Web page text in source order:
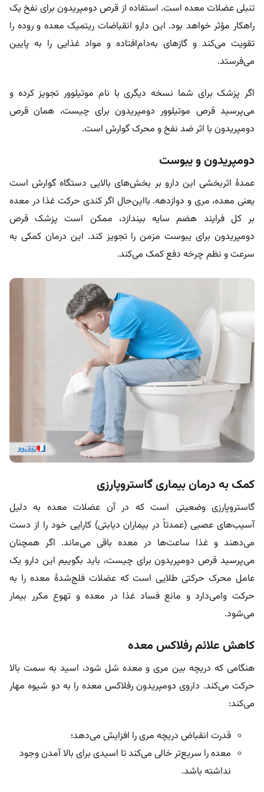
تنبلی عضلات معده است. استفاده از قرص دومپریدون برای نفخ یک
راهکار مؤثر خواهد بود. این دارو انقباضات ریتمیک معده و روده را
تقویت می‌کند و گازهای به‌دام‌افتاده و مواد غذایی را به پایین
می‌فرستد.
اگر پزشک برای شما نسخه دیگری با نام موتیلوور تجویز کرده و
می‌پرسید قرص موتیلوور دومپریدون برای چیست، همان قرص
دومپریدون با اثر ضد نفخ و محرک گوارش است.
دومپریدون و یبوست
عمدۀ اثربخشی این دارو بر بخش‌های بالایی دستگاه گوارش است
یعنی معده، مری و دوازدهه. با‌این‌حال اگر کندی حرکت غذا در معده
بر کل فرایند هضم سایه بیندازد، ممکن است پزشک قرص
دومپریدون برای یبوست مزمن را تجویز کند. این درمان کمکی به
سرعت و نظم چرخه دفع کمک می‌کند.
کمک به درمان بیماری گاستروپارزی
گاستروپارزی وضعیتی است که در آن عضلات معده به دلیل
آسیب‌های عصبی (عمدتاً در بیماران دیابتی) کارایی خود را از دست
می‌دهند و غذا ساعت‌ها در معده باقی می‌ماند. اگر همچنان
می‌پرسید قرص دومپریدون برای چیست، باید بگوییم این دارو یک
عامل محرک حرکتی طلایی است که عضلات فلج‌شدۀ معده را به
حرکت وامی‌دارد و مانع فساد غذا در معده و تهوع مکرر بیمار
می‌شود.
کاهش علائم رفلاکس معده
هنگامی که دریچه بین مری و معده شل شود، اسید به سمت بالا
حرکت می‌کند. داروی دومپریدون رفلاکس معده را به دو شیوه مهار
می‌کند:
قدرت انقباض دریچه مری را افزایش می‌دهد؛
معده را سریع‌تر خالی می‌کند تا اسیدی برای بالا آمدن وجود
نداشته باشد.